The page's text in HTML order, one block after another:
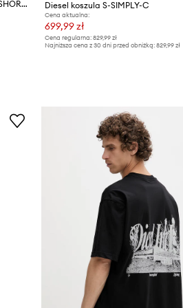
Diesel szorty jeansowe REGULAR-SHORT SHORTS Diesel koszula S-SIMPLY-C
Cena aktualna:
699,99 zł
Cena regularna: 829,99 zł
Najniższa cena z 30 dni przed obniżką: 829,99 zł